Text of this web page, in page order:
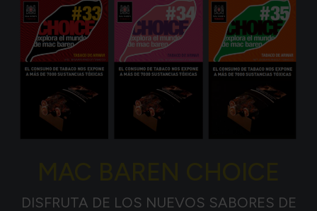
DISFRUTA DE LOS NUEVOS SABORES DE